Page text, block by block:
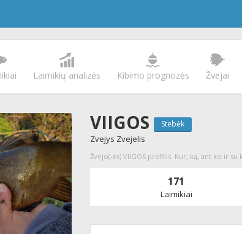
Laimikių analizės Kibimo prognozės Žvejai
VIIGOS Stebėk
Zvejys Zvejelis
Žvejo(-ės) VIIGOS profilis. Kur, ką, ant ko ir
171
Laimikiai